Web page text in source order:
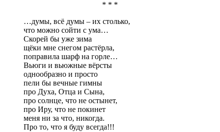
* * *
…думы, всё думы – их столько,
что можно сойти с ума…
Скорей бы уже зима
щёки мне снегом растёрла,
поправила шарф на горле…
Вьюги и вьюжные вёрсты
однообразно и просто
пели бы вечные гимны
про Духа, Отца и Сына,
про солнце, что не остынет,
про Иру, что не покинет
меня ни за что, никогда.
Про то, что я буду всегда!!!